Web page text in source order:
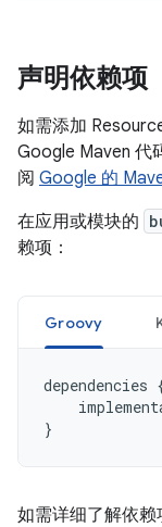
声明依赖项
如需添加
Google Maven 代
阅 Google 的
在应用或模块的
赖项：
Groovy
dependencies
}
如需详细了解依赖